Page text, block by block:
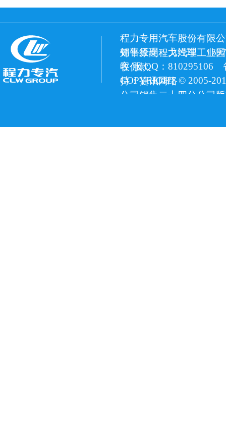
程力专用汽车股份有限
郊平原岗程力汽车工业园
销售经理：戈经理
收付款
客 服 QQ：810295106
持：捷讯网络
COPYRIGHT © 2005-
公司销售二十四分公司